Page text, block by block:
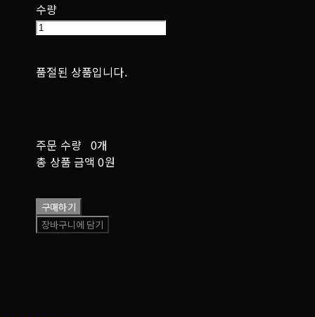
수량
품절된 상품입니다.
주문 수량 0개
총 상품 금액 0원
구매하기
장바구니에 담기